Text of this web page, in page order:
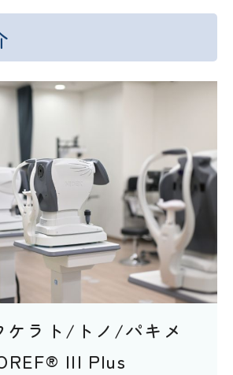
ケラト/トノ/パキメ
III Plus